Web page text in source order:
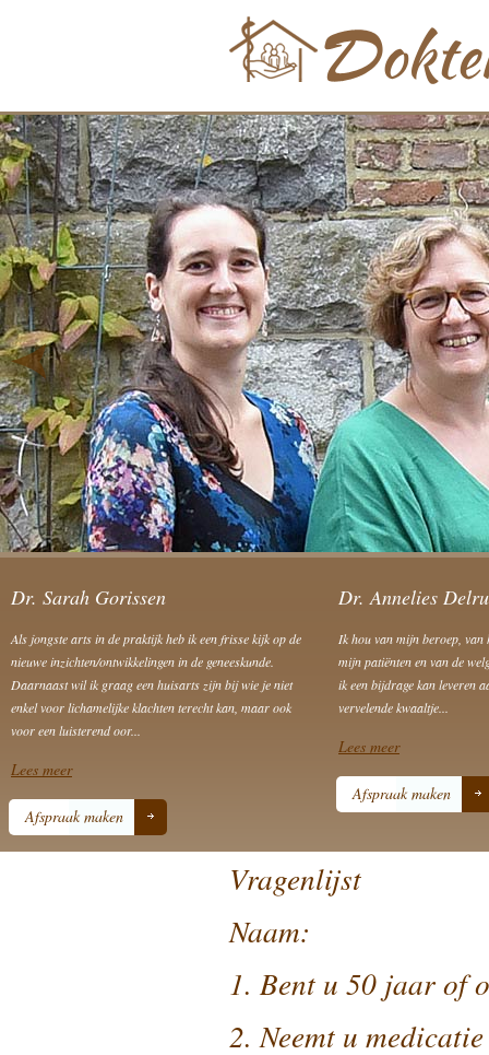
Dr. Sarah Gorissen
Als jongste arts in de praktijk heb ik een frisse kijk op de
nieuwe inzichten/ontwikkelingen in de geneeskunde.
Daarnaast wil ik graag een huisarts zijn bij wie je niet
enkel voor lichamelijke klachten terecht kan, maar ook
voor een luisterend oor...
Lees meer
Afspraak maken
Dr. Annelies
Ik hou van mijn beroep,
mijn patiënten en van de
ik een bijdrage kan leveren
vervelende kwaaltje...
Lees meer
Afspraak maken
Vragenlijst
Naam:
1. Bent u 50 jaar of
2. Neemt u